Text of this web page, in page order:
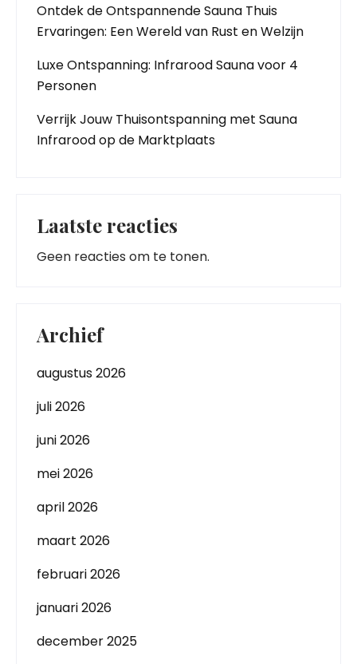
Ontdek de Ontspannende Sauna Thuis
Ervaringen: Een Wereld van Rust en Welzijn
Luxe Ontspanning: Infrarood Sauna voor 4
Personen
Verrijk Jouw Thuisontspanning met Sauna
Infrarood op de Marktplaats
Laatste reacties
Geen reacties om te tonen.
Archief
augustus 2026
juli 2026
juni 2026
mei 2026
april 2026
maart 2026
februari 2026
januari 2026
december 2025